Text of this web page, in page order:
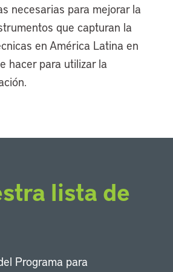
necesarias para mejorar la
que capturan la
en América Latina en
hacer para utilizar la
lista de
Programa para